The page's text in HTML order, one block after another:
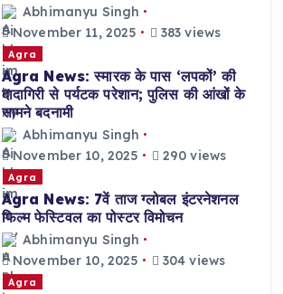
Abhimanyu Singh
November 11, 2025
383 views
Agra
Agra News: स्मारक के पास ‘लपकों’ की
दादागिरी से पर्यटक परेशान; पुलिस की आंखों के
सामने बदनामी
Abhimanyu Singh
November 10, 2025
290 views
Agra
Agra News: 7वें ताज ग्लोबल इंटरनेशनल
फिल्म फेस्टिवल का पोस्टर विमोचन
Abhimanyu Singh
November 10, 2025
304 views
Agra